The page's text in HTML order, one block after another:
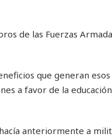
de las Fuerzas
que generan esos
a favor de la educación
anteriormente a